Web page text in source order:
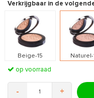
Verkrijgbaar in de
Beige-15 Naturel-
op voorraad
- +